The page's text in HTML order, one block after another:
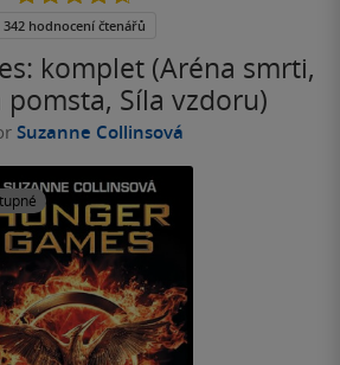
komplet (Aréna smrti,
pomsta, Síla vzdoru)
Suzanne Collinsová
5
342 hodnocení čtenářů